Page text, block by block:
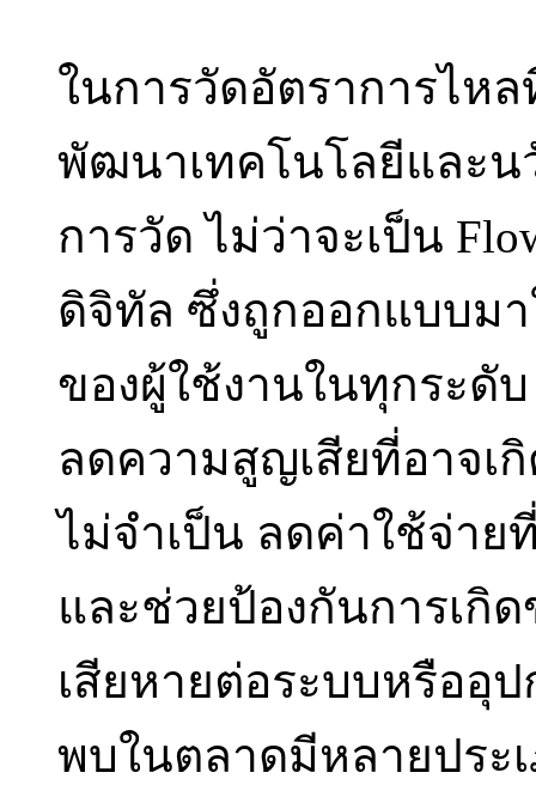
ในการวัดอัตราการไห
พัฒนาเทคโนโลยีและน
การวัด ไม่ว่าจะเป็น
ดิจิทัล ซึ่งถูกออกแบบม
ของผู้ใช้งานในทุกระดั
ลดความสูญเสียที่อาจเ
ไม่จำเป็น ลดค่าใช้จ่าย
และช่วยป้องกันการเกิ
เสียหายต่อระบบหรืออุ
พบในตลาดมีหลายประ